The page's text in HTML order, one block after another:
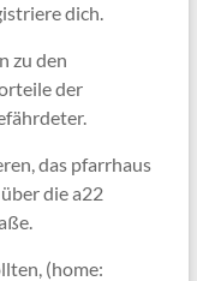
dich.
zu den
der
das pfarrhaus
die a22
(home: